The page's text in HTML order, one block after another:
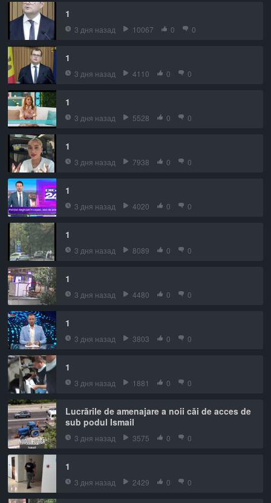
1
3 дня назад 10067 0 0
1
3 дня назад 4110 0 0
1
3 дня назад 5528 0 0
1
3 дня назад 7938 0 0
1
3 дня назад 4020 0 0
1
3 дня назад 8089 0 0
1
3 дня назад 4480 0 0
1
3 дня назад 3803 0 0
1
3 дня назад 1881 0 0
Lucrările de amenajare a noii căi de acces de
sub podul Ismail
3 дня назад 3575 0 0
1
3 дня назад 2429 0 0